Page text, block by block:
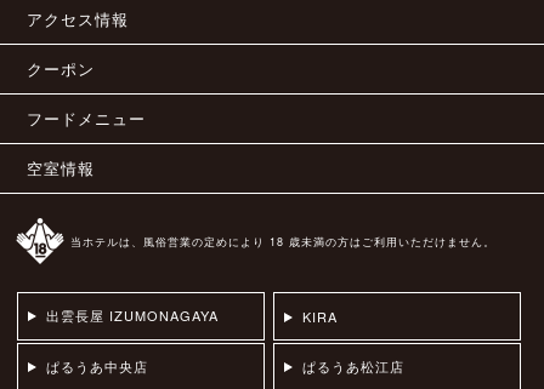
アクセス情報
クーポン
フードメニュー
空室情報
当ホテルは、風俗営業の定めにより 18 歳未満の方はご利用いただけません。
出雲長屋 IZUMONAGAYA KIRA
ぱるうあ中央店 ぱるうあ松江店